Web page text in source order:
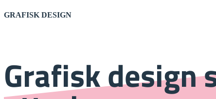
GRAFISK DESIGN
Grafisk design